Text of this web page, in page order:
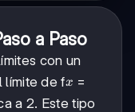
a Paso
con un
límite de fx
x =
a 2. Este tipo